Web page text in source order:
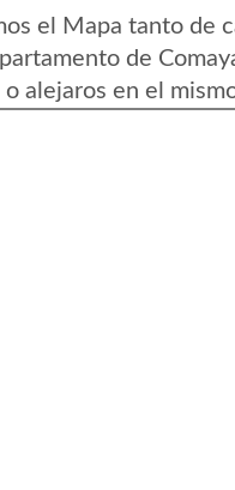
el Mapa tanto de
de
alejaros en el